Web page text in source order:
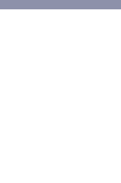
中国人民大